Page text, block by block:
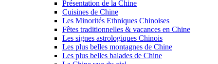
Présentation de la Chine
Cuisines de Chine
Les Minorités Ethniques Chinoises
Fêtes traditionnelles & vacances en Chine
Les signes astrologiques Chinois
Les plus belles montagnes de Chine
Les plus belles balades de Chine